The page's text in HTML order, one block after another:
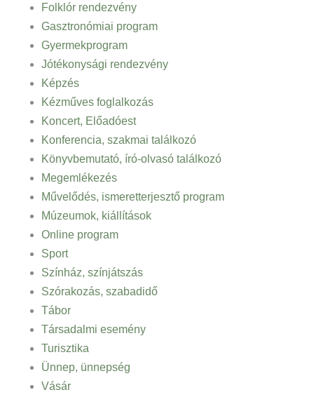
Folklór rendezvény
Gasztronómiai program
Gyermekprogram
Jótékonysági rendezvény
Képzés
Kézműves foglalkozás
Koncert, Előadóest
Konferencia, szakmai találkozó
Könyvbemutató, író-olvasó találkozó
Megemlékezés
Művelődés, ismeretterjesztő program
Múzeumok, kiállítások
Online program
Sport
Színház, színjátszás
Szórakozás, szabadidő
Tábor
Társadalmi esemény
Turisztika
Ünnep, ünnepség
Vásár